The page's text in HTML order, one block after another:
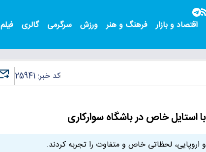
اقتصاد و بازار فرهنگ و هنر ورزش سرگرمی گالری فیلم
کد خبر:25941
استایل خاص در باشگاه سوارکاری
اروپایی، لحظاتی خاص و متفاوت را تجربه کردند.